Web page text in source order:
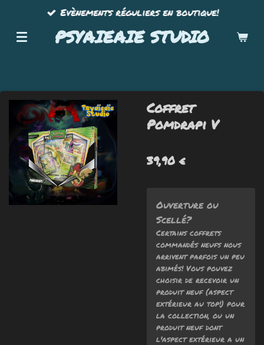
contenu
PSYAIEAIE STUDIO
Evènements réguliers en boutique!
Coffret
Pomdrapi V
39,90 €
Ouverture ou
Scellé?
Certains coffrets
commandés neufs nous
arrivent parfois un peu
abimés! Vous pouvez
choisir de recevoir un
produit neuf (aspect
extérieur au top!) pour
la collection, ou un
produit neuf dont
l'aspect extérieur a un